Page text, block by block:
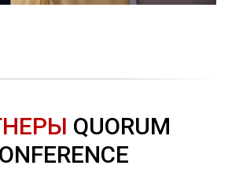
QUORUM